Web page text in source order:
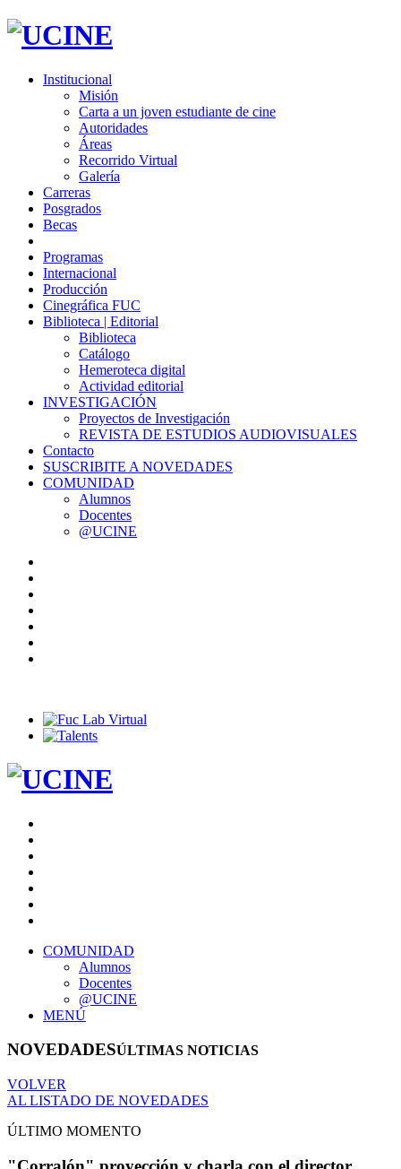
Institucional
Misión
Carta a un joven estudiante de cine
Autoridades
Áreas
Recorrido Virtual
Galería
Carreras
Posgrados
Becas
Programas
Internacional
Producción
Cinegráfica FUC
Biblioteca | Editorial
Biblioteca
Catálogo
Hemeroteca digital
Actividad editorial
INVESTIGACIÓN
Proyectos de Investigación
REVISTA DE ESTUDIOS AUDIOVISUALES
Contacto
SUSCRIBITE A NOVEDADES
COMUNIDAD
Alumnos
Docentes
@UCINE
COMUNIDAD
Alumnos
Docentes
@UCINE
MENÚ
NOVEDADESÚLTIMAS NOTICIAS
VOLVER
AL LISTADO DE NOVEDADES
ÚLTIMO MOMENTO